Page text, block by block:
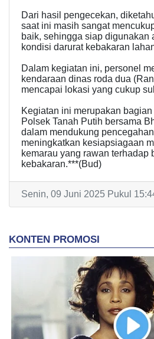
Dari hasil pengecekan,
saat ini masih sangat
baik, sehingga siap digunakan
kondisi darurat kebakaran
Dalam kegiatan ini, personel
kendaraan dinas roda dua
mencapai lokasi yang cukup
Kegiatan ini merupakan
Polsek Tanah Putih bersama
dalam mendukung
meningkatkan kesiapsiagaan
kemarau yang rawan terhadap
kebakaran.***(Bud)
Senin, 09 Juni 2025 Pukul